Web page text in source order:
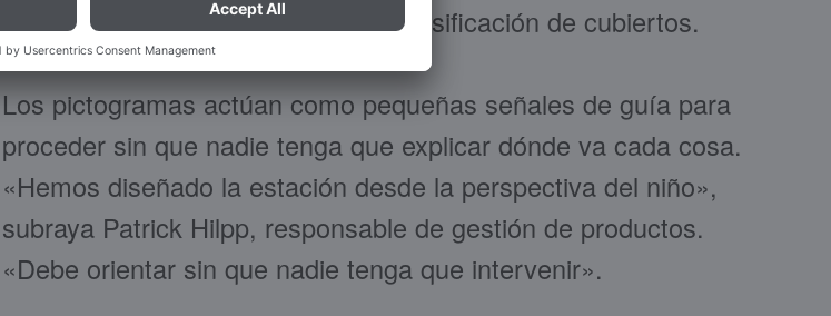
del modelo, también se incluye la clasificación de cubiertos.
Los pictogramas actúan como pequeñas señales de guía para
proceder sin que nadie tenga que explicar dónde va cada cosa.
«Hemos diseñado la estación desde la perspectiva del niño»,
subraya Patrick Hilpp, responsable de gestión de productos.
«Debe orientar sin que nadie tenga que intervenir».